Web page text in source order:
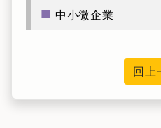
■ 中小微企業
回上